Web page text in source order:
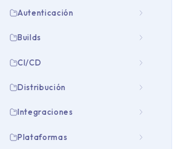
Autenticación
Builds
CI/CD
Distribución
Integraciones
Plataformas